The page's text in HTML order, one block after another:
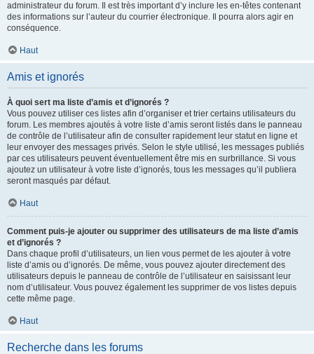
administrateur du forum. Il est très important d’y inclure les en-têtes contenant
des informations sur l’auteur du courrier électronique. Il pourra alors agir en
conséquence.
Haut
Amis et ignorés
À quoi sert ma liste d’amis et d’ignorés ?
Vous pouvez utiliser ces listes afin d’organiser et trier certains utilisateurs du
forum. Les membres ajoutés à votre liste d’amis seront listés dans le panneau
de contrôle de l’utilisateur afin de consulter rapidement leur statut en ligne et
leur envoyer des messages privés. Selon le style utilisé, les messages publiés
par ces utilisateurs peuvent éventuellement être mis en surbrillance. Si vous
ajoutez un utilisateur à votre liste d’ignorés, tous les messages qu’il publiera
seront masqués par défaut.
Haut
Comment puis-je ajouter ou supprimer des utilisateurs de ma liste d’amis
et d’ignorés ?
Dans chaque profil d’utilisateurs, un lien vous permet de les ajouter à votre
liste d’amis ou d’ignorés. De même, vous pouvez ajouter directement des
utilisateurs depuis le panneau de contrôle de l’utilisateur en saisissant leur
nom d’utilisateur. Vous pouvez également les supprimer de vos listes depuis
cette même page.
Haut
Recherche dans les forums